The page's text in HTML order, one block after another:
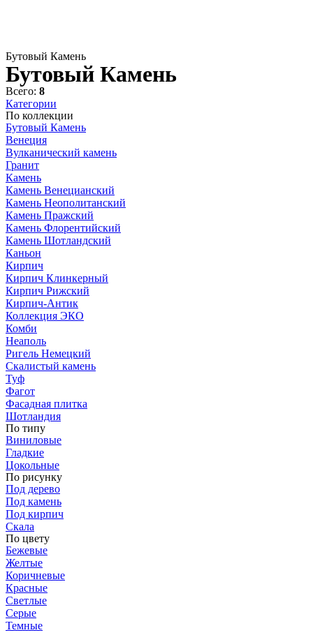
Бутовый Камень
Бутовый Камень
Всего: 8
Категории
По коллекции
Бутовый Камень
Венеция
Вулканический камень
Гранит
Камень
Камень Венецианский
Камень Неополитанский
Камень Пражский
Камень Флорентийский
Камень Шотландский
Каньон
Кирпич
Кирпич Клинкерный
Кирпич Рижский
Кирпич-Антик
Коллекция ЭКО
Комби
Неаполь
Ригель Немецкий
Скалистый камень
Туф
Фагот
Фасадная плитка
Шотландия
По типу
Виниловые
Гладкие
Цокольные
По рисунку
Под дерево
Под камень
Под кирпич
Скала
По цвету
Бежевые
Желтые
Коричневые
Красные
Светлые
Серые
Темные